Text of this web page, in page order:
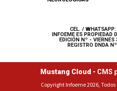
CEL. /
INFOEME ES PROPIEDAD
EDICIÓN Nº -
REGISTRO DNDA
Mustang Cloud - CMS
Copyright Infoeme 2026,